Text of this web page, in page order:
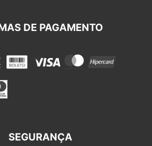
DE PAGAMENTO
SEGURANÇA